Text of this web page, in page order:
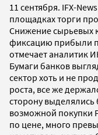
11 сентября. IFX-
площадках торги
Снижение сырьевых
фиксацию прибыли
отмечает аналитик
Бумаги банков
сектор хоть и не
роста, все же
сторону
возможной покупки
по цене, много